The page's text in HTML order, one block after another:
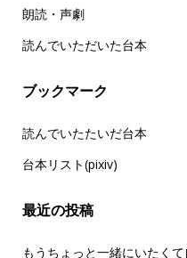
朗読・声劇
読んでいただいた台本
ブックマーク
読んでいたたいだ台本
台本リスト(pixiv)
最近の投稿
もうちょっと一緒にいたく